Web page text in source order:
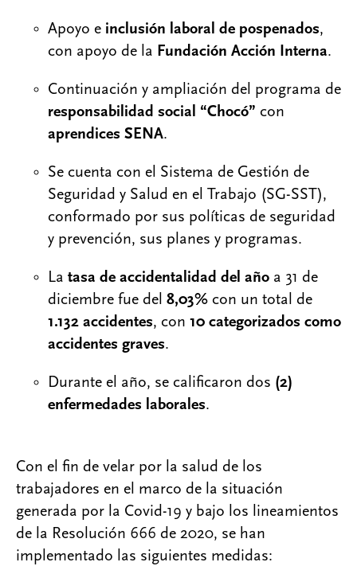
Apoyo e inclusión laboral de pospenados,
con apoyo de la Fundación Acción Interna.
Continuación y ampliación del programa de
responsabilidad social “Chocó” con
aprendices SENA.
Se cuenta con el Sistema de Gestión de
Seguridad y Salud en el Trabajo (SG-SST),
conformado por sus políticas de seguridad
y prevención, sus planes y programas.
La tasa de accidentalidad del año a 31 de
diciembre fue del 8,03% con un total de
1.132 accidentes, con 10 categorizados como
accidentes graves.
Durante el año, se calificaron dos (2)
enfermedades laborales.
Con el fin de velar por la salud de los
trabajadores en el marco de la situación
generada por la Covid-19 y bajo los lineamientos
de la Resolución 666 de 2020, se han
implementado las siguientes medidas: